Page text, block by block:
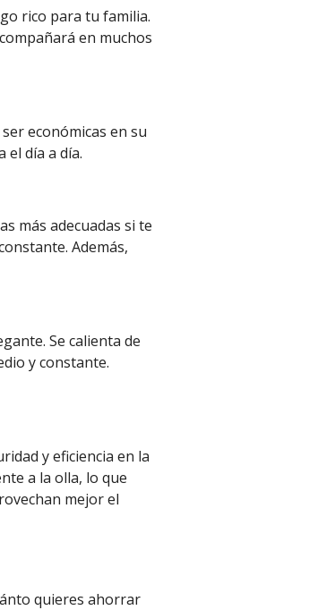
rico para tu familia.
en muchos
económicas en su
el día a día.
más adecuadas si te
Además,
Se calienta de
y constante.
y eficiencia en la
a la olla, lo que
mejor el
quieres ahorrar